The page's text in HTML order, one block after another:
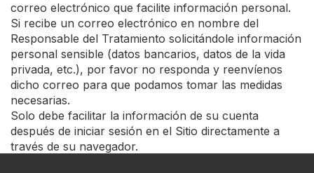
correo electrónico que facilite información personal.
Si recibe un correo electrónico en nombre del
Responsable del Tratamiento solicitándole información
personal sensible (datos bancarios, datos de la vida
privada, etc.), por favor no responda y reenvíenos
dicho correo para que podamos tomar las medidas
necesarias.
Solo debe facilitar la información de su cuenta
después de iniciar sesión en el Sitio directamente a
través de su navegador.